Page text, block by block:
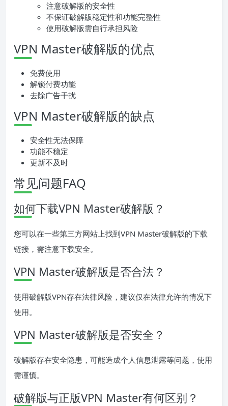
注意破解版的安全性
不保证破解版稳定性和功能完整性
使用破解版需自行承担风险
VPN Master破解版的优点
免费使用
解锁付费功能
去除广告干扰
VPN Master破解版的缺点
安全性无法保障
功能不稳定
更新不及时
常见问题FAQ
如何下载VPN Master破解版？
您可以在一些第三方网站上找到VPN Master破解版的下载
链接，需注意下载安全。
VPN Master破解版是否合法？
使用破解版VPN存在法律风险，建议仅在法律允许的情况下
使用。
VPN Master破解版是否安全？
破解版存在安全隐患，可能造成个人信息泄露等问题，使用
需谨慎。
破解版与正版VPN Master有何区别？